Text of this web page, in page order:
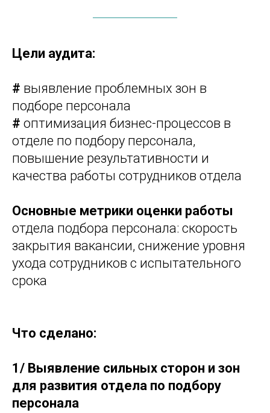
Цели аудита:
# выявление проблемных зон в
подборе персонала
# оптимизация бизнес-процессов в
отделе по подбору персонала,
повышение результативности и
качества работы сотрудников отдела
Основные метрики оценки работы
отдела подбора персонала: скорость
закрытия вакансии, снижение уровня
ухода сотрудников с испытательного
срока
Что сделано:
1/ Выявление сильных сторон и зон
для развития отдела по подбору
персонала